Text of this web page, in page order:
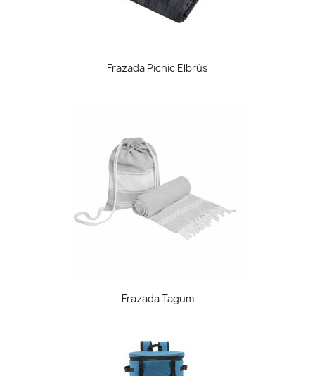
Frazada Picnic Elbrús
Frazada Tagum